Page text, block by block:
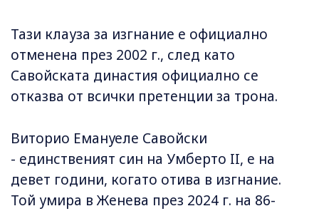
Тази клауза за изгнание е официално
отменена през 2002 г., след като
Савойската династия официално се
отказва от всички претенции за трона.
Виторио Емануеле Савойски
- единственият син на Умберто II, е на
девет години, когато отива в изгнание.
Той умира в Женева през 2024 г. на 86-